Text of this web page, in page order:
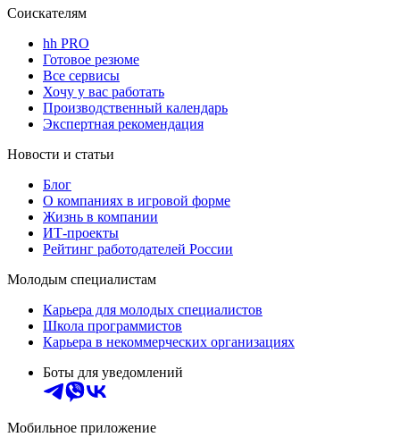
Соискателям
hh PRO
Готовое резюме
Все сервисы
Хочу у вас работать
Производственный календарь
Экспертная рекомендация
Новости и статьи
Блог
О компаниях в игровой форме
Жизнь в компании
ИТ-проекты
Рейтинг работодателей России
Молодым специалистам
Карьера для молодых специалистов
Школа программистов
Карьера в некоммерческих организациях
Боты для уведомлений
Мобильное приложение